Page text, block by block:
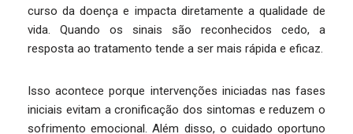
curso da doença e impacta diretamente a qualidade de
vida. Quando os sinais são reconhecidos cedo, a
resposta ao tratamento tende a ser mais rápida e eficaz.
Isso acontece porque intervenções iniciadas nas fases
iniciais evitam a cronificação dos sintomas e reduzem o
sofrimento emocional. Além disso, o cuidado oportuno